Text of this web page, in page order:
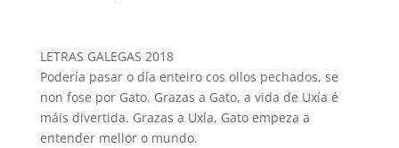
LETRAS GALEGAS 2018
Podería pasar o día enteiro cos ollos pechados, se
non fose por Gato. Grazas a Gato, a vida de Uxía é
máis divertida. Grazas a Uxía, Gato empeza a
entender mellor o mundo.